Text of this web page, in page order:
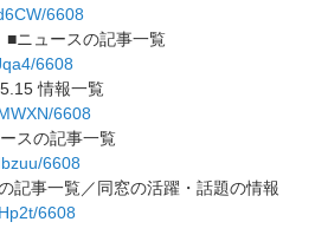
6608
■ニュースの記事一覧
6608
情報一覧
6608
スの記事一覧
6608
記事一覧／同窓の活躍・話題の情報
6608